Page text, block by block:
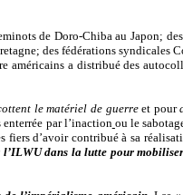
de Doro-Chiba au Japon;
des fédérations syndicales
américains a distribué des
le matériel de guerreet pour
par l’inaction ou le
fiers d’avoir contribué à sa
dans la lutte pour